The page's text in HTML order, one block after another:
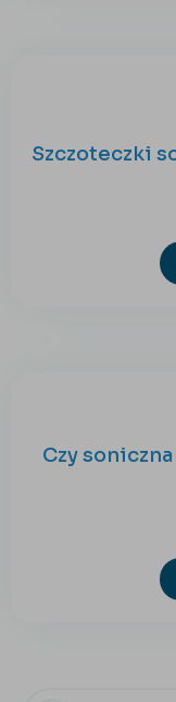
Szczoteczki
Czy